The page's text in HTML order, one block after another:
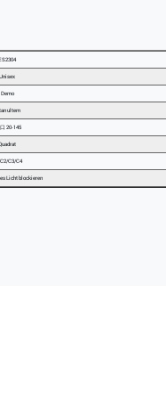
Unisex
Demo
ultem
20-145
C3/C4
Licht blockieren